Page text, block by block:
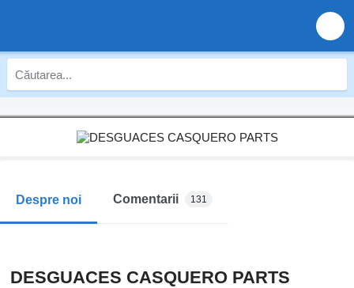
Despre noi Comentarii 131
DESGUACES CASQUERO PARTS